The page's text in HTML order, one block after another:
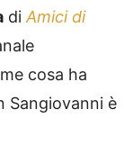
di Amici di
cosa ha
Sangiovanni è